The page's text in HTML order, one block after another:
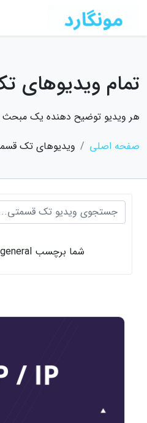
تمام ویدیوهای
هر ویدیو توضیح دهنده یک
صفحه اصلی
ویدیوهای تک
شما برچسب general را انتخاب کردید